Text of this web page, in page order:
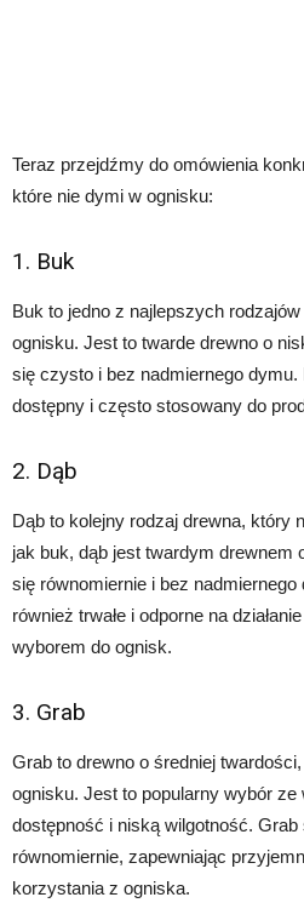
Teraz przejdźmy do omówienia
które nie dymi w ognisku:
1. Buk
Buk to jedno z najlepszych
ognisku. Jest to twarde drewno o
się czysto i bez nadmiernego dymu.
dostępny i często stosowany do
2. Dąb
Dąb to kolejny rodzaj drewna, który
jak buk, dąb jest twardym drewnem
się równomiernie i bez
również trwałe i odporne na
wyborem do ognisk.
3. Grab
Grab to drewno o średniej
ognisku. Jest to popularny wybór ze
dostępność i niską wilgotność.
równomiernie, zapewniając
korzystania z ogniska.